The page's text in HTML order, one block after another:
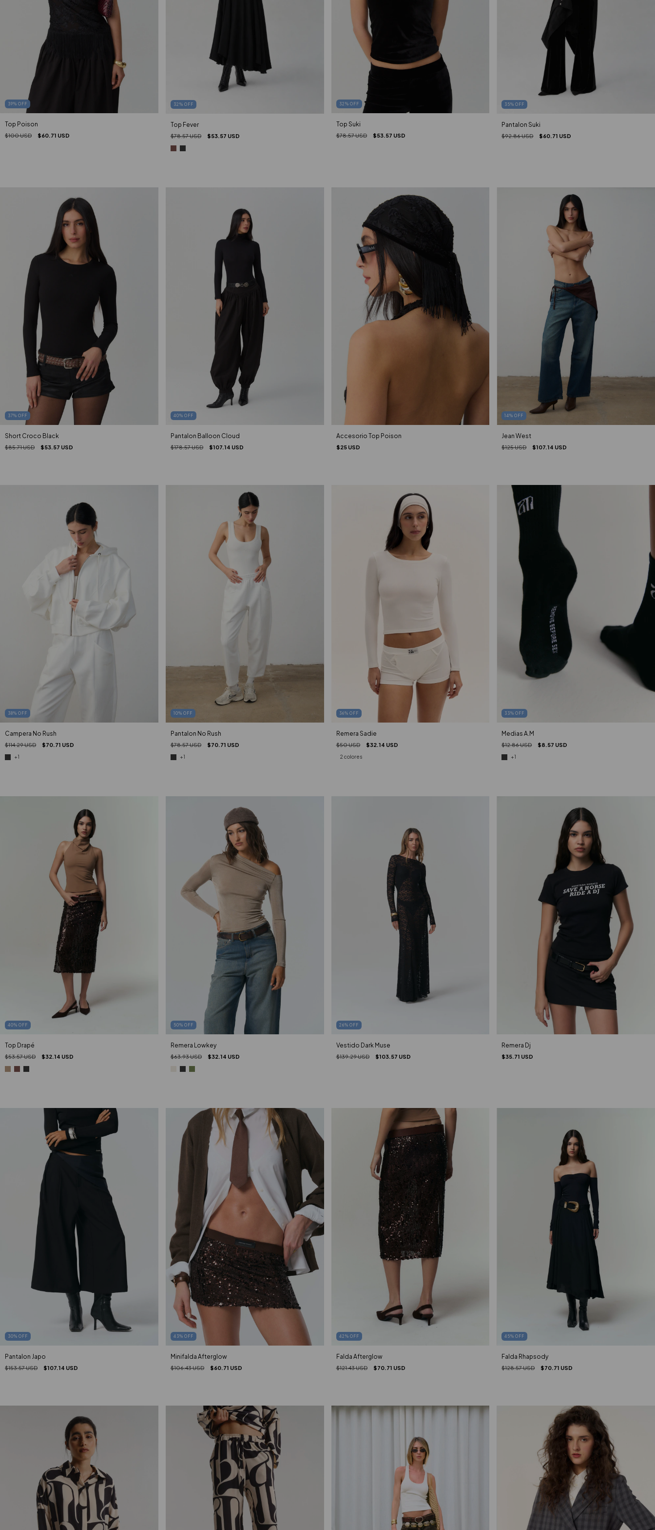
39% OFF
Top Poison
$100 USD $60.71 USD
32 % OFF
Top Fever
$78.57 USD $53.57 USD
32 % OFF
Top Suki
$78.57 USD $53.57 USD
35%OFF
Pantalon Suki
$92.86 USD $60.71 USD
37% OFF
Short Croco Black
$85.71 USD $53.57 USD
40% OFF
Pantalon Balloon Cloud
$178.57 USD $107.14 USD
Accesorio Top Poison
$25 USD
14%OFF
Jean West
$125 USD $107.14 USD
38% OFF
Campera No Rush
$114.29 USD $70.71 USD
+1
10% OFF
Pantalon No Rush
$78.57 USD $70.71 USD
+1
36% OFF
Remera Sadie
$50 USD $32.14 USD
2 colores
33%OFF
Medias A.M
$12.86 USD $8.57 USD
+1
40% OFF
Top Drapé
$53.57 USD $32.14 USD
50% OFF
Remera Lowkey
$63.93 USD $32.14 USD
26% OFF
Vestido Dark Muse
$139.29 USD $103.57 USD
Remera Dj
$35.71 USD
30% OFF
Pantalon Japo
$153.57 USD $107.14 USD
43% OFF
Minifalda Afterglow
$106.43 USD $60.71 USD
42 % OFF
Falda Afterglow
$121.43 USD $70.71 USD
45%OFF
Falda Rhapsody
$128.57 USD $70.71 USD